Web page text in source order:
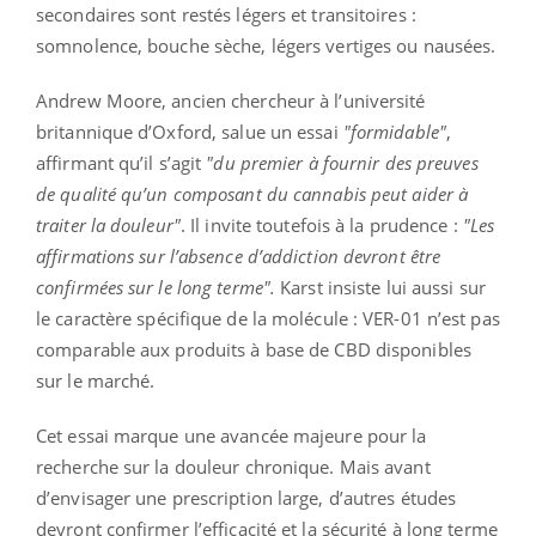
secondaires sont restés légers et transitoires :
somnolence, bouche sèche, légers vertiges ou nausées.
Andrew Moore, ancien chercheur à l’université
britannique d’Oxford, salue un essai "formidable",
affirmant qu’il s’agit "du premier à fournir des preuves
de qualité qu’un composant du cannabis peut aider à
traiter la douleur". Il invite toutefois à la prudence : "Les
affirmations sur l’absence d’addiction devront être
confirmées sur le long terme". Karst insiste lui aussi sur
le caractère spécifique de la molécule : VER-01 n’est pas
comparable aux produits à base de CBD disponibles
sur le marché.
Cet essai marque une avancée majeure pour la
recherche sur la douleur chronique. Mais avant
d’envisager une prescription large, d’autres études
devront confirmer l’efficacité et la sécurité à long terme